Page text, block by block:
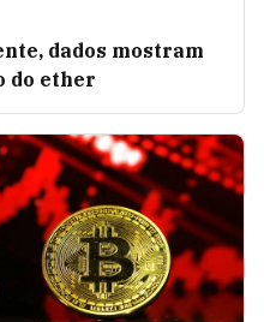
dados mostram
do ether